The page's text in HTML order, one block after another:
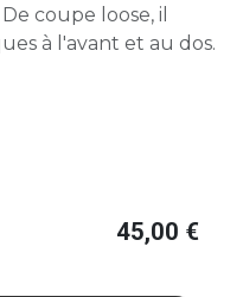
coupe loose, il
à l'avant et au dos.
45,00 €